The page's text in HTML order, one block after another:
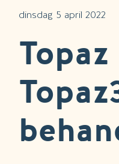
dinsdag 5 april 2022